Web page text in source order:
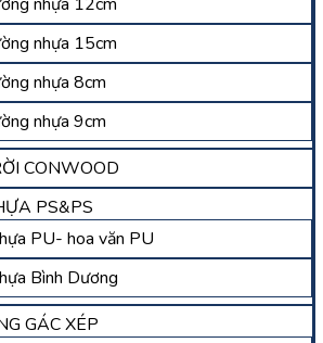
nhựa 15cm
nhựa 8cm
nhựa 9cm
CONWOOD
PS&PS
PU- hoa văn PU
Bình Dương
GÁC XÉP